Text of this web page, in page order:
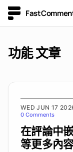
功能 文章
WED JUN 17
0 Comments
在評論中
等更多內